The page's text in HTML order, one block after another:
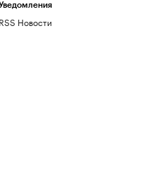
RSS Новости